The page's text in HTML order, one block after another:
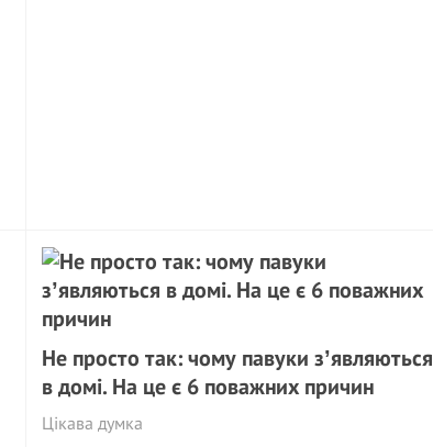
Не просто так: чому павуки зʼявляються
в домі. На це є 6 поважних причин
Цікава думка